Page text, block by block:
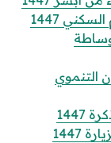
1447
التنموي